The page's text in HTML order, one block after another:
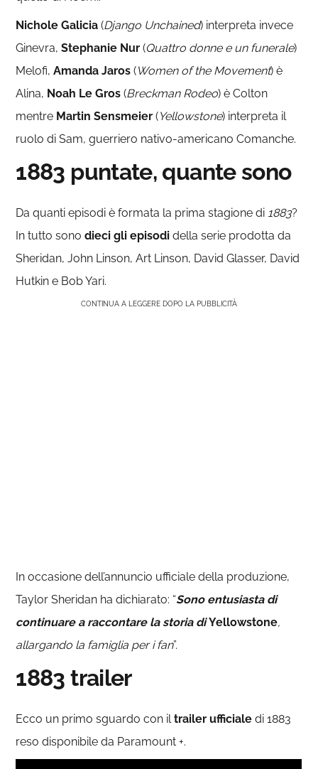
Nichole Galicia (Django Unchained) interpreta invece
Ginevra,Stephanie Nur (Quattro donne e un funerale)
Melofi,Amanda Jaros (Women of the Movement) è
Alina, Noah Le Gros (Breckman Rodeo) è Colton
mentre Martin Sensmeier (Yellowstone) interpreta il
ruolo di Sam, guerriero nativo-americano Comanche.
1883 puntate, quante sono
Da quanti episodi è formata la prima stagione di 1883?
In tutto sonodieci gli episodidella serie prodotta da
Sheridan, John Linson, Art Linson, David Glasser, David
Hutkin e Bob Yari.
CONTINUA A LEGGERE DOPO LA PUBBLICITÀ
In occasione dell’annuncio ufficiale della produzione,
Taylor Sheridan ha dichiarato: “Sono entusiasta di
continuare a raccontare la storia diYellowstone,
allargando la famiglia per i fan”.
1883 trailer
Ecco un primo sguardo con iltrailer ufficialedi 1883
reso disponibile da Paramount +.